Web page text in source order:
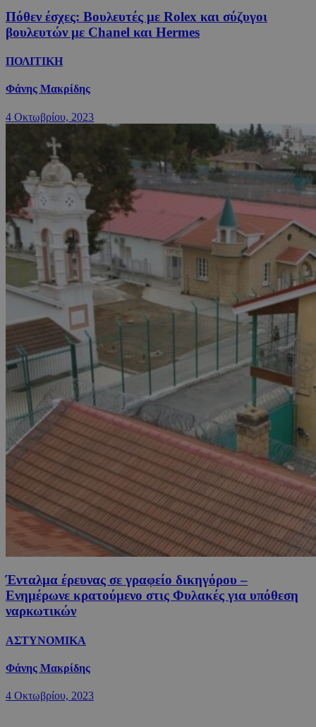
Πόθεν έσχες: Βουλευτές με Rolex και σύζυγοι
βουλευτών με Chanel και Hermes
ΠΟΛΙΤΙΚΗ
Φάνης Μακρίδης
4 Οκτωβρίου, 2023
Ένταλμα έρευνας σε γραφείο δικηγόρου –
Ενημέρωνε κρατούμενο στις Φυλακές για υπόθεση
ναρκωτικών
ΑΣΤΥΝΟΜΙΚΑ
Φάνης Μακρίδης
4 Οκτωβρίου, 2023